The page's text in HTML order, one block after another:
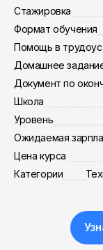
Стажировка
Формат обучения
Помощь в
Домашнее
Документ по
Школа
Уровень
Ожидаемая
Цена курса
Категории